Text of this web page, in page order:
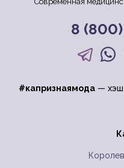
8
#капризнаямода —